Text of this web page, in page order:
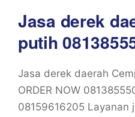
Jasa derek
putih
Jasa derek daerah
ORDER NOW
08159616205 Layanan